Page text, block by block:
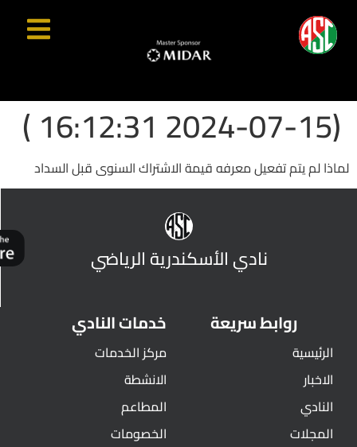
(2024-07-15 16:12:31 )
لماذا لم يتم تفعيل معرفه قيمة الاشتراك السنوى قبل السداد
نادي الأسكندرية الرياضي
روابط سريعة
الرئيسية
الاخبار
النادي
المجلات
خدمات النادي
مركز الخدمات
الانشطة
المطاعم
الخصومات